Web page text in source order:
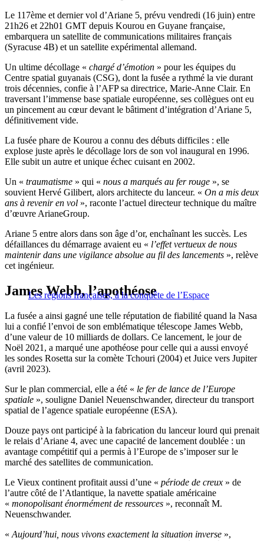
Le 117ème et dernier vol d’Ariane 5, prévu vendredi (16 juin) entre
21h26 et 22h01 GMT depuis Kourou en Guyane française,
embarquera un satellite de communications militaires français
(Syracuse 4B) et un satellite expérimental allemand.
Un ultime décollage « chargé d’émotion » pour les équipes du
Centre spatial guyanais (CSG), dont la fusée a rythmé la vie durant
trois décennies, confie à l’AFP sa directrice, Marie-Anne Clair. En
traversant l’immense base spatiale européenne, ses collègues ont eu
un pincement au cœur devant le bâtiment d’intégration d’Ariane 5,
définitivement vide.
La fusée phare de Kourou a connu des débuts difficiles : elle
explose juste après le décollage lors de son vol inaugural en 1996.
Elle subit un autre et unique échec cuisant en 2002.
Un « traumatisme » qui « nous a marqués au fer rouge », se
souvient Hervé Gilibert, alors architecte du lanceur. « On a mis deux
ans à revenir en vol », raconte l’actuel directeur technique du maître
d’œuvre ArianeGroup.
Ariane 5 entre alors dans son âge d’or, enchaînant les succès. Les
défaillances du démarrage avaient eu « l’effet vertueux de nous
maintenir dans une vigilance absolue au fil des lancements », relève
cet ingénieur.
Les régions françaises, à la conquête de l’Espace
James Webb, l’apothéose
La fusée a ainsi gagné une telle réputation de fiabilité quand la Nasa
lui a confié l’envoi de son emblématique télescope James Webb,
d’une valeur de 10 milliards de dollars. Ce lancement, le jour de
Noël 2021, a marqué une apothéose pour celle qui a aussi envoyé
les sondes Rosetta sur la comète Tchouri (2004) et Juice vers Jupiter
(avril 2023).
Sur le plan commercial, elle a été « le fer de lance de l’Europe
spatiale », souligne Daniel Neuenschwander, directeur du transport
spatial de l’agence spatiale européenne (ESA).
Douze pays ont participé à la fabrication du lanceur lourd qui prenait
le relais d’Ariane 4, avec une capacité de lancement doublée : un
avantage compétitif qui a permis à l’Europe de s’imposer sur le
marché des satellites de communication.
Le Vieux continent profitait aussi d’une « période de creux » de
l’autre côté de l’Atlantique, la navette spatiale américaine
« monopolisant énormément de ressources », reconnaît M.
Neuenschwander.
« Aujourd’hui, nous vivons exactement la situation inverse »,